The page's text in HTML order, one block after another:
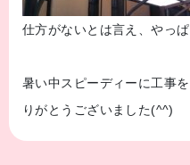
仕方がないとは言え、やっ
暑い中スピーディーに工事
りがとうございました(^^)